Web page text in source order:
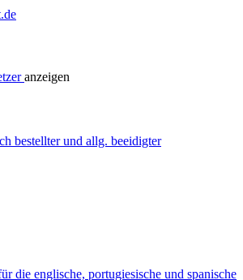
anzeigen
bestellter und allg. beeidigter
die englische, portugiesische und spanische